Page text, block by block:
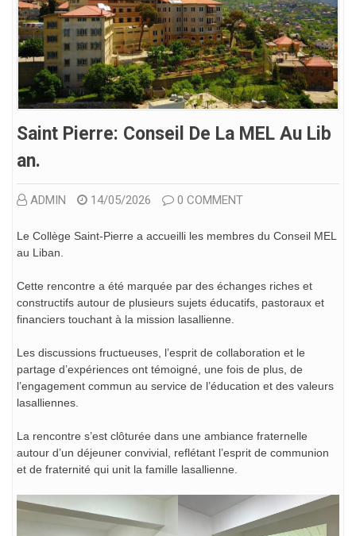
Saint Pierre: Conseil De La MEL Au Lib
An.
ADMIN 14/05/2026 0 COMMENT
Le Collège Saint-Pierre a accueilli les membres du Conseil MEL
au Liban.
Cette rencontre a été marquée par des échanges riches et
constructifs autour de plusieurs sujets éducatifs, pastoraux et
financiers touchant à la mission lasallienne.
Les discussions fructueuses, l’esprit de collaboration et le
partage d’expériences ont témoigné, une fois de plus, de
l’engagement commun au service de l’éducation et des valeurs
lasalliennes.
La rencontre s’est clôturée dans une ambiance fraternelle
autour d’un déjeuner convivial, reflétant l’esprit de communion
et de fraternité qui unit la famille lasallienne.